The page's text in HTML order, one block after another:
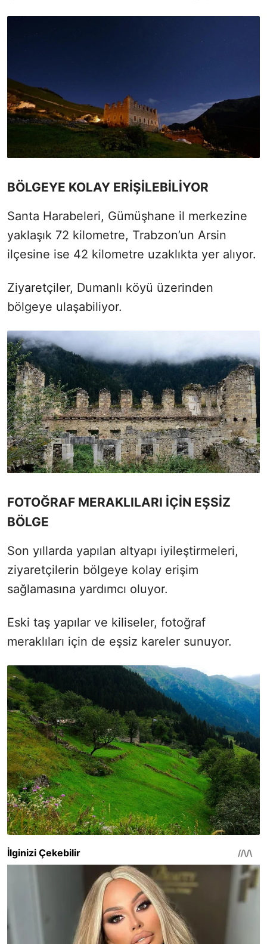
BÖLGEYE KOLAY ERİŞİLEBİLİYOR
Santa Harabeleri, Gümüşhane il merkezine
yaklaşık 72 kilometre, Trabzon’un Arsin
ilçesine ise 42 kilometre uzaklıkta yer alıyor.
Ziyaretçiler, Dumanlı köyü üzerinden
bölgeye ulaşabiliyor.
FOTOĞRAF MERAKLILARI İÇİN EŞSİZ
BÖLGE
Son yıllarda yapılan altyapı iyileştirmeleri,
ziyaretçilerin bölgeye kolay erişim
sağlamasına yardımcı oluyor.
Eski taş yapılar ve kiliseler, fotoğraf
meraklıları için de eşsiz kareler sunuyor.